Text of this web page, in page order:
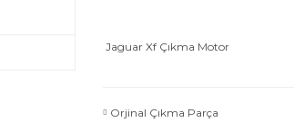
Jaguar Xf Çıkma Motor
Orjinal Çıkma Parça